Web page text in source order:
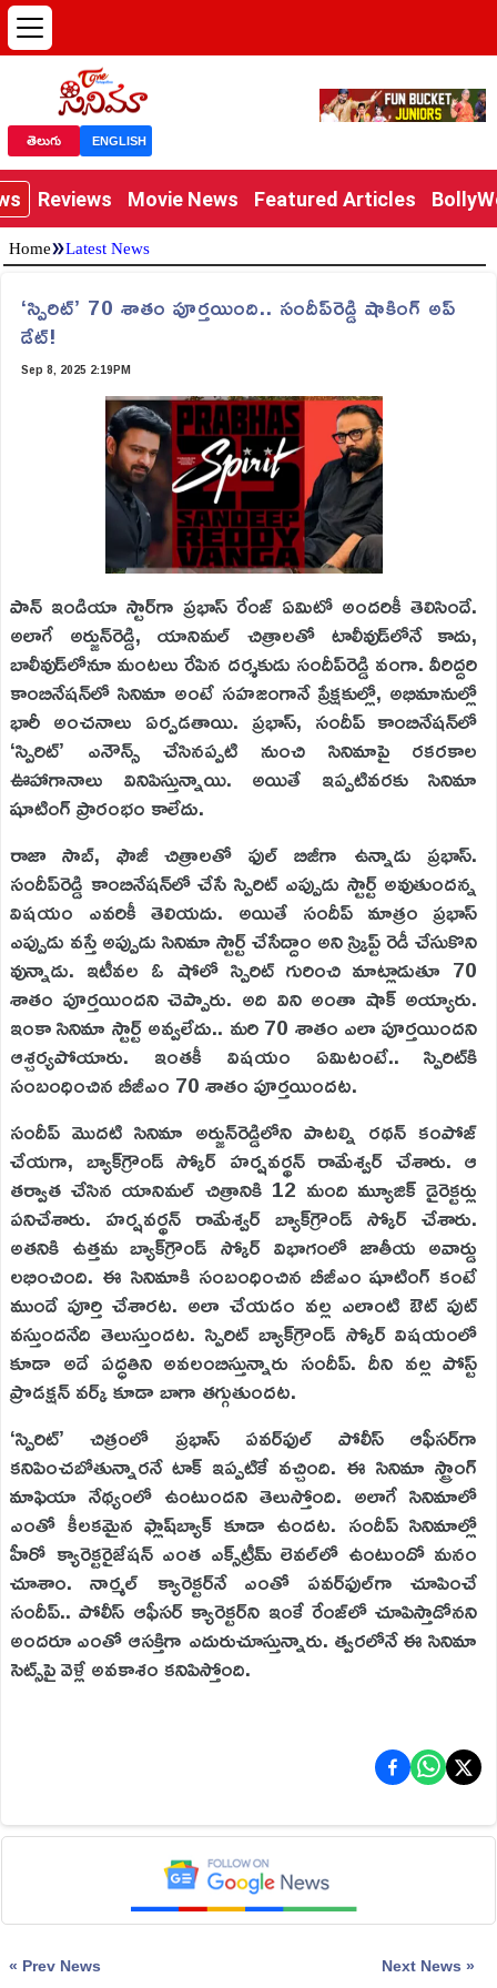
తెలుగు ENGLISH
Reviews Movie News Featured Articles
Home»Latest News
‘స్పిరిట్‌’ 70 శాతం పూర్తయింది.. సందీప్‌రెడ్డి షాకింగ్‌ అప్‌
డేట్‌!
Sep 8, 2025 2:19PM
పాన్‌ ఇండియా స్టార్‌గా ప్రభాస్‌ రేంజ్‌ ఏమిటో అందరికీ తెలిసిందే.
అలాగే అర్జున్‌రెడ్డి, యానిమల్‌ చిత్రాలతో టాలీవుడ్‌లోనే కాదు,
బాలీవుడ్‌లోనూ మంటలు రేపిన దర్శకుడు సందీప్‌రెడ్డి వంగా. వీరిద్దరి
కాంబినేషన్‌లో సినిమా అంటే సహజంగానే ప్రేక్షకుల్లో, అభిమానుల్లో
భారీ అంచనాలు ఏర్పడతాయి. ప్రభాస్‌, సందీప్‌ కాంబినేషన్‌లో
‘స్పిరిట్‌’ ఎనౌన్స్‌ చేసినప్పటి నుంచి సినిమాపై రకరకాల
ఊహాగానాలు వినిపిస్తున్నాయి. అయితే ఇప్పటివరకు సినిమా
షూటింగ్‌ ప్రారంభం కాలేదు.
రాజా సాబ్‌, ఫౌజీ చిత్రాలతో ఫుల్‌ బిజీగా ఉన్నాడు ప్రభాస్‌.
సందీప్‌రెడ్డి కాంబినేషన్‌లో చేసే స్పిరిట్‌ ఎప్పుడు స్టార్ట్‌ అవుతుందన్న
విషయం ఎవరికీ తెలియదు. అయితే సందీప్‌ మాత్రం ప్రభాస్‌
ఎప్పుడు వస్తే అప్పుడు సినిమా స్టార్ట్‌ చేసేద్దాం అని స్క్రిప్ట్‌ రెడీ చేసుకొని
వున్నాడు. ఇటీవల ఓ షోలో స్పిరిట్‌ గురించి మాట్లాడుతూ 70
శాతం పూర్తయిందని చెప్పారు. అది విని అంతా షాక్‌ అయ్యారు.
ఇంకా సినిమా స్టార్ట్‌ అవ్వలేదు.. మరి 70 శాతం ఎలా పూర్తయిందని
ఆశ్చర్యపోయారు. ఇంతకీ విషయం ఏమిటంటే.. స్పిరిట్‌కి
సంబంధించిన బీజీఎం 70 శాతం పూర్తయిందట.
సందీప్‌ మొదటి సినిమా అర్జున్‌రెడ్డిలోని పాటల్ని రథన్‌ కంపోజ్‌
చేయగా, బ్యాక్‌గ్రౌండ్‌ స్కోర్‌ హర్షవర్థన్‌ రామేశ్వర్‌ చేశారు. ఆ
తర్వాత చేసిన యానిమల్‌ చిత్రానికి 12 మంది మ్యూజిక్‌ డైరెక్టర్లు
పనిచేశారు. హర్షవర్థన్‌ రామేశ్వర్‌ బ్యాక్‌గ్రౌండ్‌ స్కోర్‌ చేశారు.
అతనికి ఉత్తమ బ్యాక్‌గ్రౌండ్‌ స్కోర్‌ విభాగంలో జాతీయ అవార్డు
లభించింది. ఈ సినిమాకి సంబంధించిన బీజీఎం షూటింగ్‌ కంటే
ముందే పూర్తి చేశారట. అలా చేయడం వల్ల ఎలాంటి ఔట్‌ పుట్‌
వస్తుందనేది తెలుస్తుందట. స్పిరిట్‌ బ్యాక్‌గ్రౌండ్‌ స్కోర్‌ విషయంలో
కూడా అదే పద్ధతిని అవలంబిస్తున్నారు సందీప్‌. దీని వల్ల పోస్ట్‌
ప్రొడక్షన్‌ వర్క్‌ కూడా బాగా తగ్గుతుందట.
‘స్పిరిట్‌’ చిత్రంలో ప్రభాస్‌ పవర్‌ఫుల్‌ పోలీస్‌ ఆఫీసర్‌గా
కనిపించబోతున్నారనే టాక్‌ ఇప్పటికే వచ్చింది. ఈ సినిమా స్ట్రాంగ్‌
మాఫియా నేథ్యంలో ఉంటుందని తెలుస్తోంది. అలాగే సినిమాలో
ఎంతో కీలకమైన ఫ్లాష్‌బ్యాక్‌ కూడా ఉందట. సందీప్‌ సినిమాల్లో
హీరో క్యారెక్టరైజేషన్‌ ఎంత ఎక్స్‌ట్రీమ్‌ లెవల్‌లో ఉంటుందో మనం
చూశాం. నార్మల్‌ క్యారెక్టర్‌నే ఎంతో పవర్‌ఫుల్‌గా చూపించే
సందీప్‌.. పోలీస్‌ ఆఫీసర్‌ క్యారెక్టర్‌ని ఇంకే రేంజ్‌లో చూపిస్తాడోనని
అందరూ ఎంతో ఆసక్తిగా ఎదురుచూస్తున్నారు. త్వరలోనే ఈ సినిమా
సెట్స్‌పై వెళ్లే అవకాశం కనిపిస్తోంది.
« Prev News Next News »